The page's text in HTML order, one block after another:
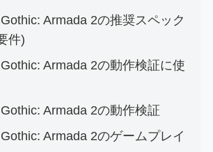
Armada 2の推奨スペック
件)
Armada 2の動作検証に使
Armada 2の動作検証
Armada 2のゲームプレイ